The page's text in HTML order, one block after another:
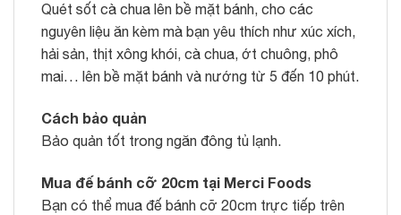
Quét sốt cà chua lên bề mặt bánh, cho các
nguyên liệu ăn kèm mà bạn yêu thích như xúc xích,
hải sản, thịt xông khói, cà chua, ớt chuông, phô
mai… lên bề mặt bánh và nướng từ 5 đến 10 phút.
Cách bảo quản
Bảo quản tốt trong ngăn đông tủ lạnh.
Mua đế bánh cỡ 20cm tại Merci Foods
Bạn có thể mua đế bánh cỡ 20cm trực tiếp trên